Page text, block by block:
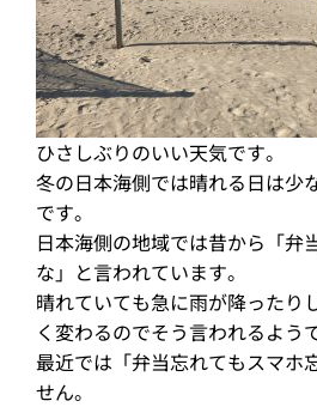
ひさしぶりのいい天気です。
冬の日本海側では晴れる日は少
です。
日本海側の地域では昔から「弁
な」と言われています。
晴れていても急に雨が降ったり
く変わるのでそう言われるよう
最近では「弁当忘れてもスマホ
せん。